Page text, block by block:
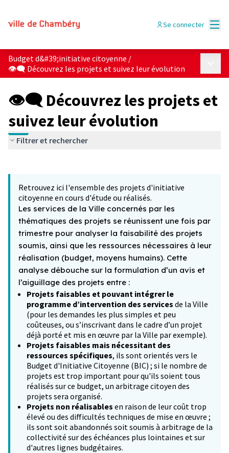
Se connecter
Budget d&#39;initiative citoyenne /
👁‍🗨 Découvrez les projets et suivez leur évolution
👁‍🗨 Découvrez les projets et
suivez leur évolution
Filtrer et rechercher
−
Retrouvez ici l'ensemble des projets d'initiative
citoyenne en cours d'étude ou réalisés.
Les services de la Ville concernés par les
thématiques des projets se réunissent une fois par
trimestre pour analyser la faisabilité des projets
soumis, ainsi que les ressources nécessaires à leur
réalisation (budget, moyens humains). Cette
analyse débouche sur la formulation d’un avis et
l’aiguillage des projets entre :
Projets faisables et pouvant intégrer le
programme d’intervention des services de la Ville
(pour les demandes les plus simples et peu
coûteuses, ou s’inscrivant dans le cadre d’un projet
déjà porté et mis en œuvre par la Ville par exemple).
Projets faisables mais nécessitant des
ressources spécifiques, ils sont orientés vers le
Budget d'Initiative Citoyenne (BIC) ; si le nombre de
projets est trop important pour qu'ils soient tous
réalisés sur ce budget, un arbitrage citoyen des
projets sera organisé.
Projets non réalisables en raison de leur coût trop
élevé ou des difficultés techniques de mise en œuvre ;
ils sont soit abandonnés soit soumis à arbitrage de la
collectivité sur des échéances plus lointaines et sur
d'autres lignes budgétaires.